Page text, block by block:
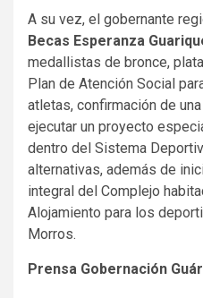
A su vez, el gobernante
Becas Esperanza
medallistas de bronce,
Plan de Atención Social
atletas, confirmación de
ejecutar un proyecto
dentro del Sistema
alternativas, además de
integral del Complejo
Alojamiento para los
Morros.
Prensa Gobernación